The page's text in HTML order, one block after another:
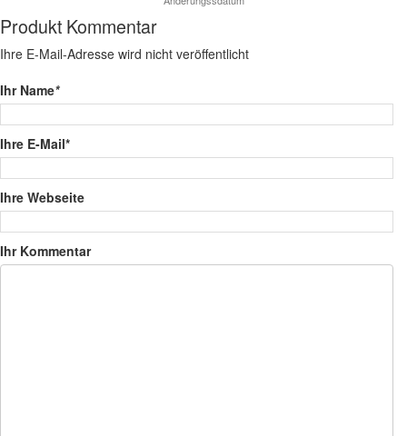
Produkt Kommentar
Ihre E-Mail-Adresse wird nicht veröffentlicht
Ihr Name*
Ihre E-Mail*
Ihre Webseite
Ihr Kommentar